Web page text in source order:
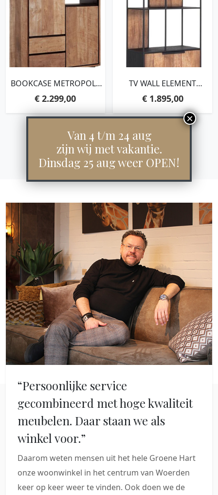
BOOKCASE METROPOLE
DRAWERS, 2 OPEN
RACKS,210X100X40 CM,
RECYCLED TEAKWOOD
€ 2.299,00
TV WALL ELEMENT
DOORS, OPEN
RACKS,220X80X40 CM,
RECYCLED TEAKWOOD
€1.895,00
“Persoonlijke service
gecombineerd met hoge kwaliteit
meubelen. Daar staan we als
winkel voor.”
Daarom weten mensen uit het hele Groene Hart
onze woonwinkel in het centrum van Woerden
keer op keer weer te vinden. Ook doen we de
Van 4 t/m 24 aug
zijn wij met vakantie.
Dinsdag 25 aug weer OPEN!